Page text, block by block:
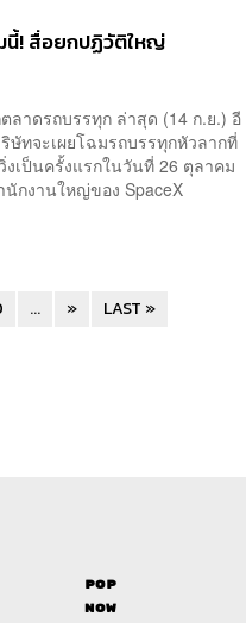
นี้! สื่อยกปฏิวัติใหญ่
าดรถบรรทุก ล่าสุด (14 ก.ย.) อี
ษัทจะเผยโฉมรถบรรทุกหัวลากที่
เป็นครั้งแรกในวันที่ 26 ตุลาคม
นักงานใหญ่ของ SpaceX
... » LAST »
Pop
Now